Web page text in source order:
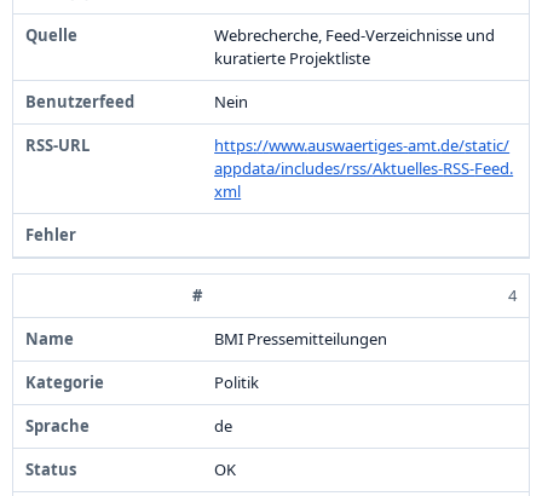
Webrecherche, Feed-Verzeichnisse und
kuratierte Projektliste
Nein
https://www.auswaertiges-amt.de/static/
appdata/includes/rss/Aktuelles-RSS-Feed.
xml
4
BMI Pressemitteilungen
Politik
de
OK